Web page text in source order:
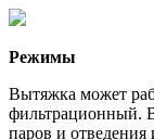
Режимы
Вытяжка может
фильтрационный.
паров и